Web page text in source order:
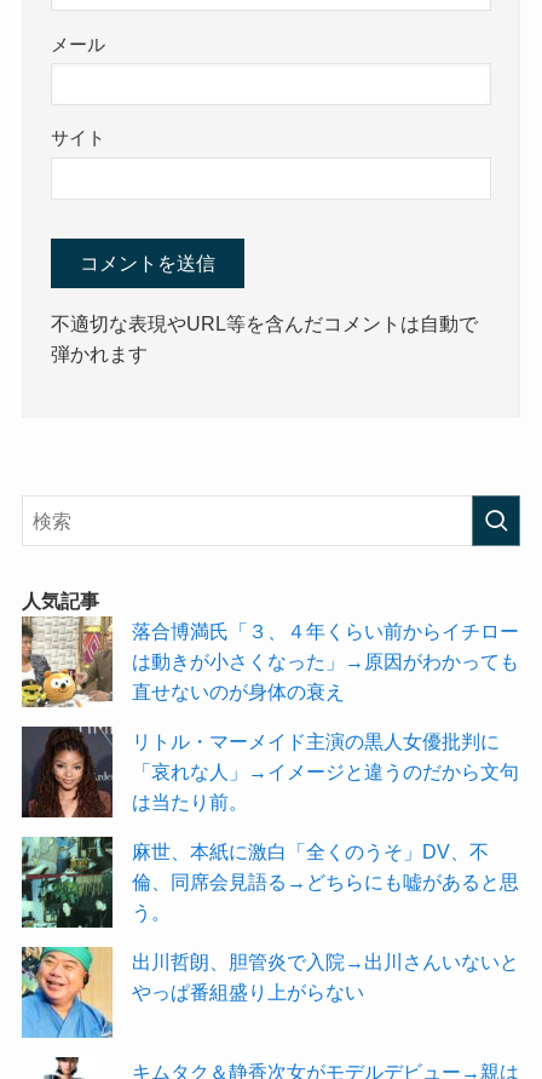
メール
サイト
不適切な表現やURL等を含んだコメントは自動で
弾かれます
人気記事
落合博満氏「３、４年くらい前からイチロー
は動きが小さくなった」→原因がわかっても
直せないのが身体の衰え
リトル・マーメイド主演の黒人女優批判に
「哀れな人」→イメージと違うのだから文句
は当たり前。
麻世、本紙に激白「全くのうそ」DV、不
倫、同席会見語る→どちらにも嘘があると思
う。
出川哲朗、胆管炎で入院→出川さんいないと
やっぱ番組盛り上がらない
キムタク＆静香次女がモデルデビュー→親は